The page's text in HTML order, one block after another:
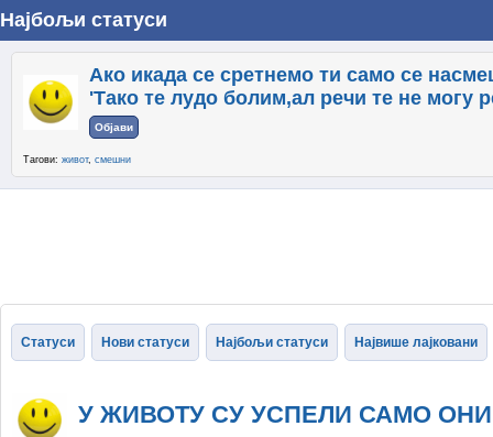
Најбољи статуси
Ако икада се сретнемо ти само се
'Тако те лудо болим,ал речи те не могу
Објави
Тагови: живот, смешни
Статуси Нови статуси Најбољи статуси Највише лајковани
У ЖИВОТУ СУ УСПЕЛИ САМО